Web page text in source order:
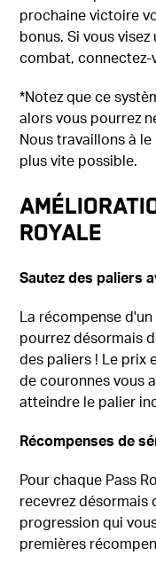
prochaine victoire
bonus. Si vous
combat, connectez-
*Notez que ce
alors vous pourrez
Nous travaillons à
plus vite possible.
Royale
Sautez des paliers
La récompense
pourrez désormais
des paliers ! Le prix
de couronnes vous
atteindre le palier
Récompenses de
Pour chaque Pass
recevrez désormais
progression qui
premières